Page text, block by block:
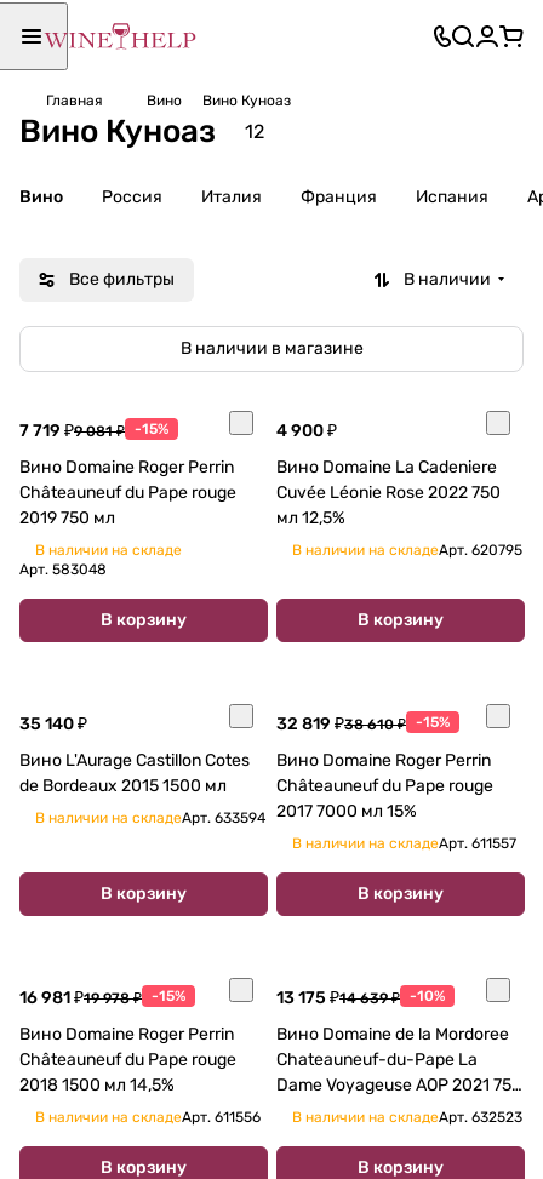
Главная Вино Вино Куноаз
Вино Куноаз 12
Вино Россия Италия Франция Испания
Все фильтры В наличии
В наличии в магазине
7 719 ₽9 081 ₽ -15%
Вино Domaine Roger Perrin
Châteauneuf du Pape rouge
2019 750 мл
В наличии на складе
Арт. 583048
В корзину
4 900 ₽
Вино Domaine La Cadeniere
Cuvée Léonie Rose 2022 750
мл 12,5%
В наличии на складеАрт. 620795
В корзину
35 140 ₽
Вино L'Aurage Castillon Cotes
de Bordeaux 2015 1500 мл
В наличии на складеАрт. 633594
В корзину
32 819 ₽38 610 ₽ -15%
Вино Domaine Roger Perrin
Châteauneuf du Pape rouge
2017 7000 мл 15%
В наличии на складеАрт. 611557
В корзину
16 981 ₽19 978 ₽ -15%
Вино Domaine Roger Perrin
Châteauneuf du Pape rouge
2018 1500 мл 14,5%
В наличии на складеАрт. 611556
В корзину
13 175 ₽14 639 ₽ -10%
Вино Domaine de la Mordoree
Chateauneuf-du-Pape La
Dame Voyageuse AOP 2021 750
млВ наличии на складеАрт. 632523
В корзину